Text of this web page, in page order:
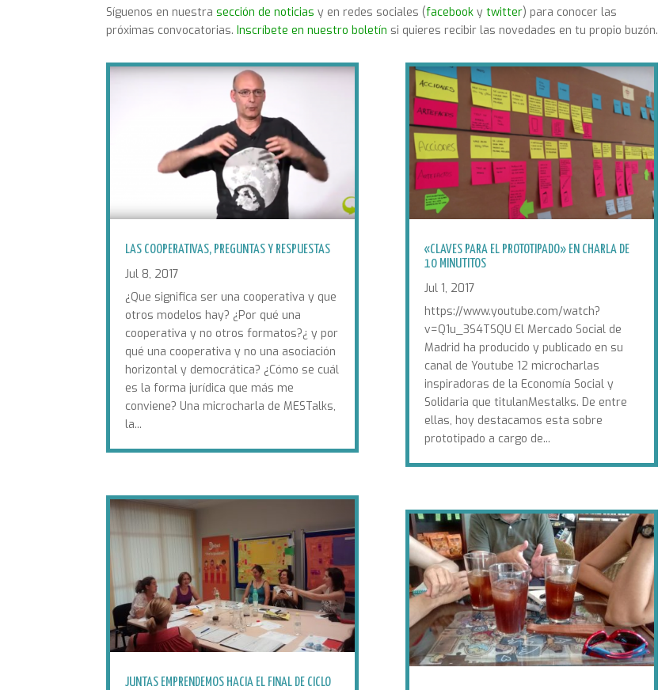
Síguenos en nuestra sección de noticiasy en redes sociales (facebook ytwitter) para conocer las
próximas convocatorias.Inscríbete en nuestro boletín si quieres recibir las novedades en tu propio buzón.
LAS COOPERATIVAS, PREGUNTAS Y RESPUESTAS
Jul 8, 2017
¿Que significa ser una cooperativa y que
otros modelos hay? ¿Por qué una
cooperativa y no otros formatos?¿ y por
qué una cooperativa y no una asociación
horizontal y democrática? ¿Cómo se cuál
es la forma jurídica que más me
conviene? Una microcharla de MESTalks,
la...
JUNTAS EMPRENDEMOS HACIA EL FINAL DE CICLO
«CLAVES PARA EL PROTOTIPADO» EN CHARLA DE
10 MINUTITOS
Jul 1, 2017
https://www.youtube.com/watch?
v=Q1u_3S4TSQU El Mercado Social de
Madrid ha producido y publicado en su
canal de Youtube 12 microcharlas
inspiradoras de la Economía Social y
Solidaria que titulanMestalks. De entre
ellas, hoy destacamos esta sobre
prototipado a cargo de...